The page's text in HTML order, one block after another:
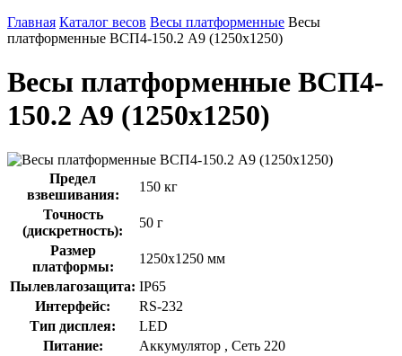
Главная Каталог весов Весы платформенные Весы
платформенные ВСП4-150.2 А9 (1250х1250)
Весы платформенные ВСП4-
150.2 А9 (1250х1250)
Предел
взвешивания:
150 кг
Точность
(дискретность):
50 г
Размер
платформы:
1250x1250 мм
Пылевлагозащита: IP65
Интерфейс:
RS-232
Тип дисплея:
LED
Питание:
Аккумулятор , Сеть 220